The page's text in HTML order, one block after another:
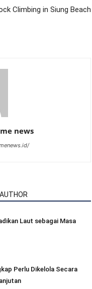
Climbing in Siung Beach
news
Laut sebagai Masa
Perlu Dikelola Secara